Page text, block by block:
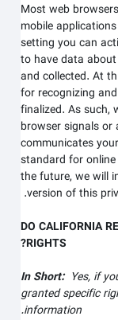
Most web
mobile
setting you can
to have data
and collected.
for recognizing
finalized. As
browser signals
communicates
standard for
the future, we
version of this
9. DO
RIGHTS?
In Short:Yes, if
granted specific
information.